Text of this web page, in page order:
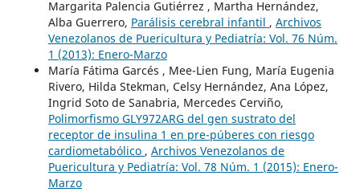
Margarita Palencia Gutiérrez , Martha Hernández,
Alba Guerrero, Parálisis cerebral infantil , Archivos
Venezolanos de Puericultura y Pediatría: Vol. 76 Núm.
1 (2013): Enero-Marzo
María Fátima Garcés , Mee-Lien Fung, María Eugenia
Rivero, Hilda Stekman, Celsy Hernández, Ana López,
Ingrid Soto de Sanabria, Mercedes Cerviño,
Polimorfismo GLY972ARG del gen sustrato del
receptor de insulina 1 en pre-púberes con riesgo
cardiometabólico , Archivos Venezolanos de
Puericultura y Pediatría: Vol. 78 Núm. 1 (2015): Enero-
Marzo